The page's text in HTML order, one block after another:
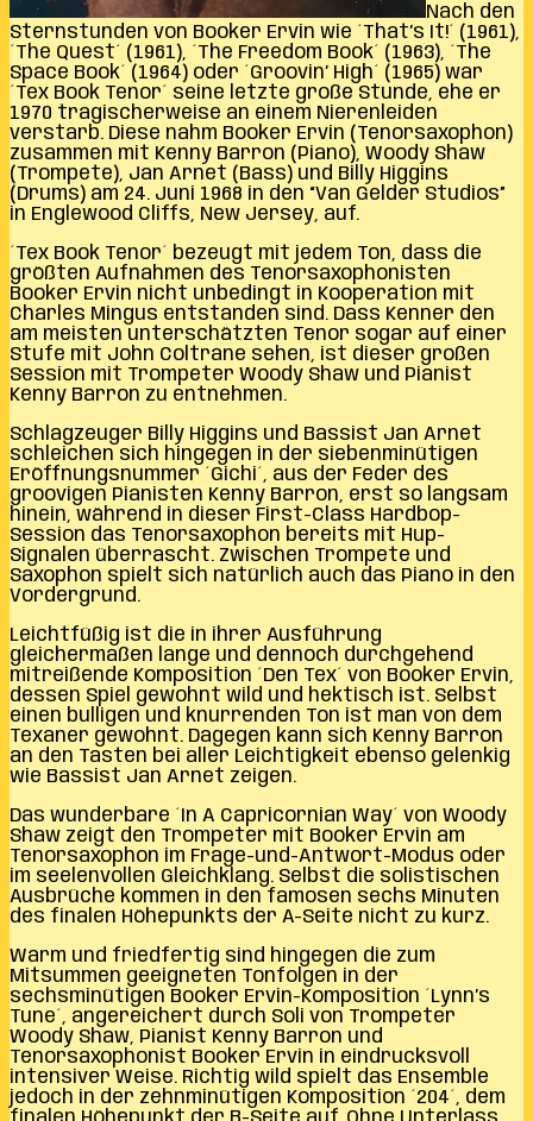
Nach den
Sternstunden von Booker Ervin wie ´That’s It!´ (1961),
´The Quest´ (1961), ´The Freedom Book´ (1963), ´The
Space Book´ (1964) oder ´Groovin’ High´ (1965) war
´Tex Book Tenor´ seine letzte große Stunde, ehe er
1970 tragischerweise an einem Nierenleiden
verstarb. Diese nahm Booker Ervin (Tenorsaxophon)
zusammen mit Kenny Barron (Piano), Woody Shaw
(Trompete), Jan Arnet (Bass) und Billy Higgins
(Drums) am 24. Juni 1968 in den “Van Gelder Studios”
in Englewood Cliffs, New Jersey, auf.
´Tex Book Tenor´ bezeugt mit jedem Ton, dass die
größten Aufnahmen des Tenorsaxophonisten
Booker Ervin nicht unbedingt in Kooperation mit
Charles Mingus entstanden sind. Dass Kenner den
am meisten unterschätzten Tenor sogar auf einer
Stufe mit John Coltrane sehen, ist dieser großen
Session mit Trompeter Woody Shaw und Pianist
Kenny Barron zu entnehmen.
Schlagzeuger Billy Higgins und Bassist Jan Arnet
schleichen sich hingegen in der siebenminütigen
Eröffnungsnummer ´Gichi´, aus der Feder des
groovigen Pianisten Kenny Barron, erst so langsam
hinein, während in dieser First-Class Hardbop-
Session das Tenorsaxophon bereits mit Hup-
Signalen überrascht. Zwischen Trompete und
Saxophon spielt sich natürlich auch das Piano in den
Vordergrund.
Leichtfüßig ist die in ihrer Ausführung
gleichermaßen lange und dennoch durchgehend
mitreißende Komposition ´Den Tex´ von Booker Ervin,
dessen Spiel gewohnt wild und hektisch ist. Selbst
einen bulligen und knurrenden Ton ist man von dem
Texaner gewohnt. Dagegen kann sich Kenny Barron
an den Tasten bei aller Leichtigkeit ebenso gelenkig
wie Bassist Jan Arnet zeigen.
Das wunderbare ´In A Capricornian Way´ von Woody
Shaw zeigt den Trompeter mit Booker Ervin am
Tenorsaxophon im Frage-und-Antwort-Modus oder
im seelenvollen Gleichklang. Selbst die solistischen
Ausbrüche kommen in den famosen sechs Minuten
des finalen Höhepunkts der A-Seite nicht zu kurz.
Warm und friedfertig sind hingegen die zum
Mitsummen geeigneten Tonfolgen in der
sechsminütigen Booker Ervin-Komposition ´Lynn’s
Tune´, angereichert durch Soli von Trompeter
Woody Shaw, Pianist Kenny Barron und
Tenorsaxophonist Booker Ervin in eindrucksvoll
intensiver Weise. Richtig wild spielt das Ensemble
jedoch in der zehnminütigen Komposition ´204´, dem